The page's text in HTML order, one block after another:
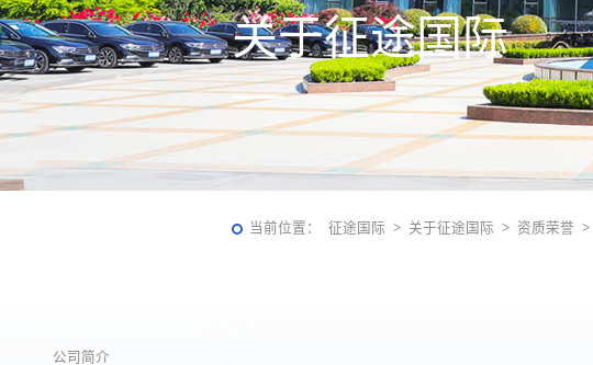
关于征途国际
当前位置： 征途国际 > 关于征途国际 > 资质荣誉 >
公司简介